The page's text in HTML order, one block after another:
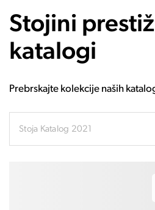
Stojini
katalogi
Prebrskajte kolekcije naših
Stoja Katalog 2021